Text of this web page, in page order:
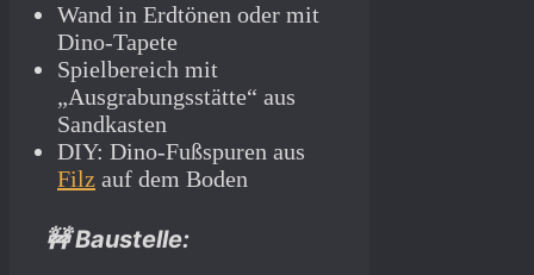
Wand in Erdtönen oder mit
Dino-Tapete
Spielbereich mit
„Ausgrabungsstätte“ aus
Sandkasten
DIY: Dino-Fußspuren aus
Filz auf dem Boden
🚧 Baustelle: